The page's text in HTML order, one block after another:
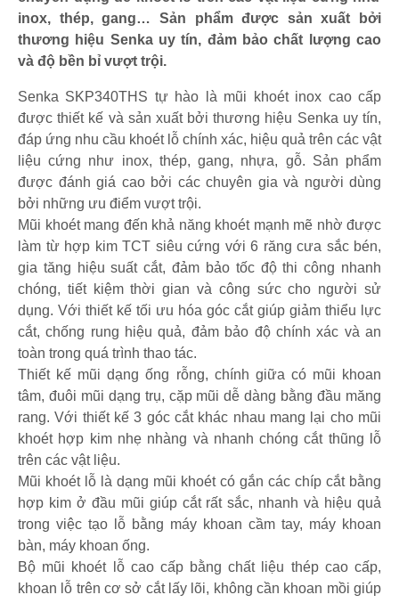
inox, thép, gang… Sản phẩm được sản xuất bởi
thương hiệu Senka uy tín, đảm bảo chất lượng cao
và độ bền bỉ vượt trội.
Senka SKP340THS tự hào là mũi khoét inox cao cấp
được thiết kế và sản xuất bởi thương hiệu Senka uy tín,
đáp ứng nhu cầu khoét lỗ chính xác, hiệu quả trên các vật
liệu cứng như inox, thép, gang, nhựa, gỗ. Sản phẩm
được đánh giá cao bởi các chuyên gia và người dùng
bởi những ưu điểm vượt trội.
Mũi khoét mang đến khả năng khoét mạnh mẽ nhờ được
làm từ hợp kim TCT siêu cứng với 6 răng cưa sắc bén,
gia tăng hiệu suất cắt, đảm bảo tốc độ thi công nhanh
chóng, tiết kiệm thời gian và công sức cho người sử
dụng. Với thiết kế tối ưu hóa góc cắt giúp giảm thiểu lực
cắt, chống rung hiệu quả, đảm bảo độ chính xác và an
toàn trong quá trình thao tác.
Thiết kế mũi dạng ống rỗng, chính giữa có mũi khoan
tâm, đuôi mũi dạng trụ, cặp mũi dễ dàng bằng đầu măng
rang. Với thiết kế 3 góc cắt khác nhau mang lại cho mũi
khoét hợp kim nhẹ nhàng và nhanh chóng cắt thũng lỗ
trên các vật liệu.
Mũi khoét lỗ là dạng mũi khoét có gắn các chíp cắt bằng
hợp kim ở đầu mũi giúp cắt rất sắc, nhanh và hiệu quả
trong việc tạo lỗ bằng máy khoan cầm tay, máy khoan
bàn, máy khoan ống.
Bộ mũi khoét lỗ cao cấp bằng chất liệu thép cao cấp,
khoan lỗ trên cơ sở cắt lấy lõi, không cần khoan mồi giúp